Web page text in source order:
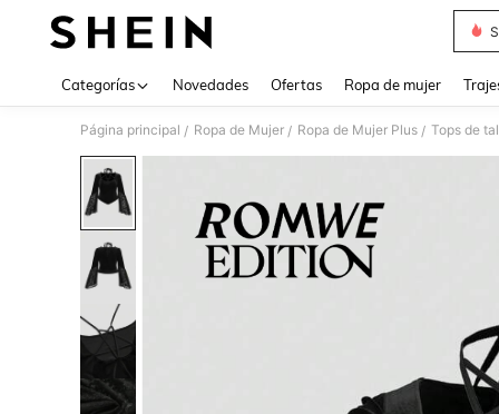
Categorías Novedades Ofertas Ropa de mujer
Página principal / Ropa de Mujer / Ropa de Mujer Plus / Tops de